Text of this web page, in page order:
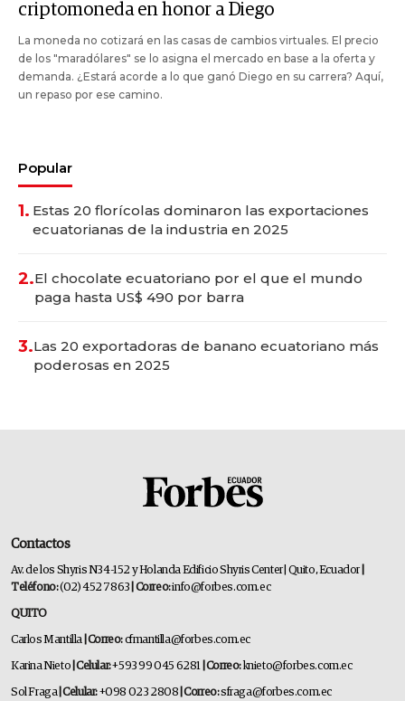
criptomoneda en honor a Diego
La moneda no cotizará en las casas de cambios virtuales. El precio
de los "maradólares" se lo asigna el mercado en base a la oferta y
demanda. ¿Estará acorde a lo que ganó Diego en su carrera? Aquí,
un repaso por ese camino.
Popular
1. Estas 20 florícolas dominaron las exportaciones
ecuatorianas de la industria en 2025
2.El chocolate ecuatoriano por el que el mundo
paga hasta US$ 490 por barra
3.Las 20 exportadoras de banano ecuatoriano más
poderosas en 2025
Contactos
Av. de los Shyris N34-152 y Holanda Edificio Shyris Center | Quito, Ecuador
Teléfono:(02) 452 7863 | Correo:info@forbes.com.ec
QUITO
Carlos Mantilla | Correo:cfmantilla@forbes.com.ec
Karina Nieto | Celular:+593 99 045 6281 | Correo: knieto@forbes.com.ec
Sol Fraga | Celular:+098 023 2808 | Correo:sfraga@forbes.com.ec